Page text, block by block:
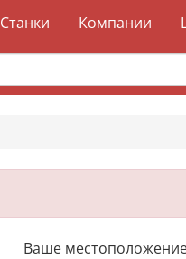
Станки Компании
Ваше